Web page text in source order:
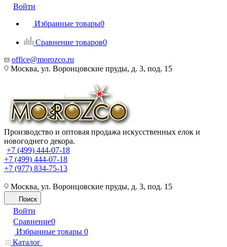
Войти
Избранные товары0
Сравнение товаров0
office@morozco.ru
Москва, ул. Воронцовские пруды, д. 3, под. 15
Производство и оптовая продажа искусственных елок и
новогоднего декора.
+7 (499) 444-07-18
+7 (499) 444-07-18
+7 (977) 834-75-13
Москва, ул. Воронцовские пруды, д. 3, под. 15
Поиск
Войти
Сравнение0
Избранные товары 0
Каталог